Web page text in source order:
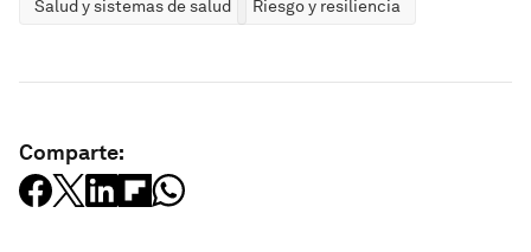
Salud y sistemas de salud Riesgo y resiliencia
Comparte: